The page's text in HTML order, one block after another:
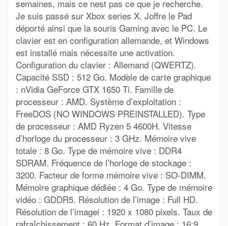
semaines, mais ce nest pas ce que je recherche.
Je suis passé sur Xbox series X. Joffre le Pad
déporté ainsi que la souris Gaming avec le PC. Le
clavier est en configuration allemande, et Windows
est installé mais nécessite une activation.
Configuration du clavier : Allemand (QWERTZ).
Capacité SSD : 512 Go. Modèle de carte graphique
: nVidia GeForce GTX 1650 Ti. Famille de
processeur : AMD. Système d’exploitation :
FreeDOS (NO WINDOWS PREINSTALLED). Type
de processeur : AMD Ryzen 5 4600H. Vitesse
d’horloge du processeur : 3 GHz. Mémoire vive
totale : 8 Go. Type de mémoire vive : DDR4
SDRAM. Fréquence de l’horloge de stockage :
3200. Facteur de forme mémoire vive : SO-DIMM.
Mémoire graphique dédiée : 4 Go. Type de mémoire
vidéo : GDDR5. Résolution de l’image : Full HD.
Résolution de l’imagei : 1920 x 1080 pixels. Taux de